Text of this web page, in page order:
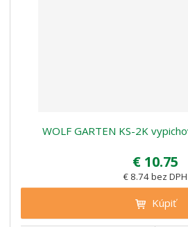
WOLF GARTEN KS-2K
€ 10.75
€ 8.74 bez DPH
Kúpiť